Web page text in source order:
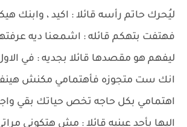
ليُحرك حاتم رأسه قائلا : اكيد ، وابنك
فهتفت بتهكم قائله : اشمعنا ديه
ليفهم هو مقصدها قائلا بجديه : في
انك ست متجوزه فأهتمامي مكنش
اهتمامي بكل حاجه تخص حياتك بقي
اليها بأحد عينيه قائلا : مش هتكوني